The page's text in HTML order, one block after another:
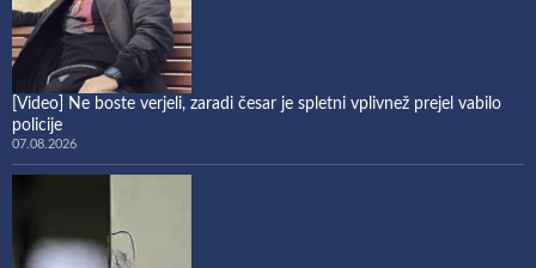
[Video] Ne boste verjeli, zaradi česar je spletni vplivnež prejel vabilo
policije
07.08.2026